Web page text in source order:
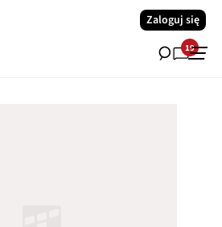
Zaloguj się
19